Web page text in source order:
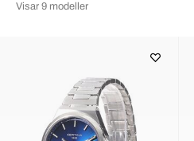
Visar 9 modeller